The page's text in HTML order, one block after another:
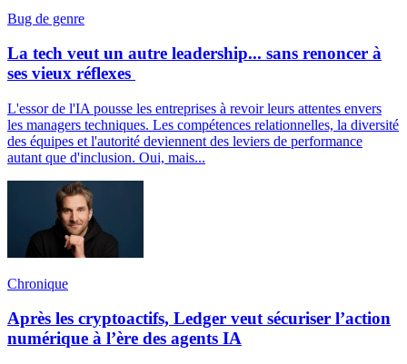
Bug de genre
La tech veut un autre leadership... sans renoncer à
ses vieux réflexes
L'essor de l'IA pousse les entreprises à revoir leurs attentes envers
les managers techniques. Les compétences relationnelles, la diversité
des équipes et l'autorité deviennent des leviers de performance
autant que d'inclusion. Oui, mais...
Chronique
Après les cryptoactifs, Ledger veut sécuriser l’action
numérique à l’ère des agents IA